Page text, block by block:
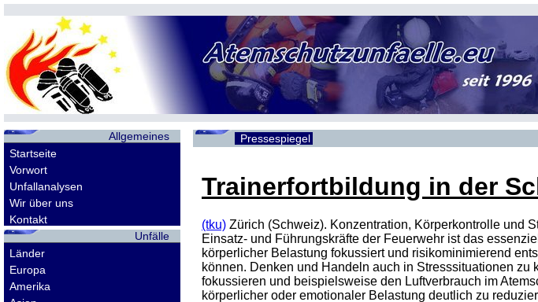
Allgemeines
Startseite
Vorwort
Unfallanalysen
Wir über uns
Kontakt
Unfälle
Länder
Europa
Amerika
Pressespiegel
Trainerfortbildung in der
(tku) Zürich (Schweiz). Konzentration, Körperkontrolle und
Einsatz- und Führungskräfte der Feuerwehr ist das
körperlicher Belastung fokussiert und risikominimierend
können. Denken und Handeln auch in Stresssituationen zu
fokussieren und beispielsweise den Luftverbrauch im
körperlicher oder emotionaler Belastung deutlich zu